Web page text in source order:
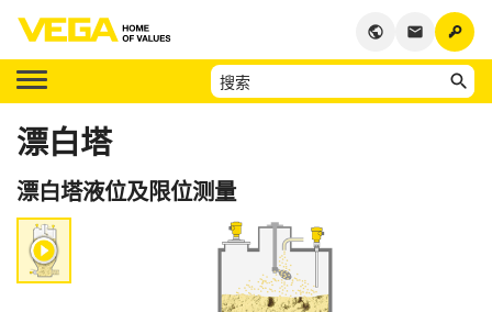
key
email
public
漂白塔
漂白塔液位及限位测量